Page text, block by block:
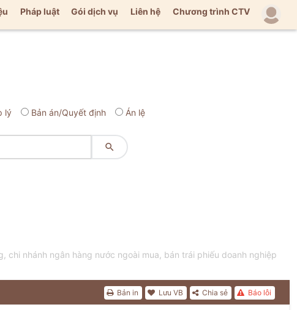
Pháp luật Gói dịch vụ Liên hệ Chương trình CTV
lý Bản án/Quyết định Án lệ

nhánh ngân hàng nước ngoài mua, bán trái phiếu doanh nghiệp
Báo lỗi
Chia sẻ
Lưu VB
Bản in